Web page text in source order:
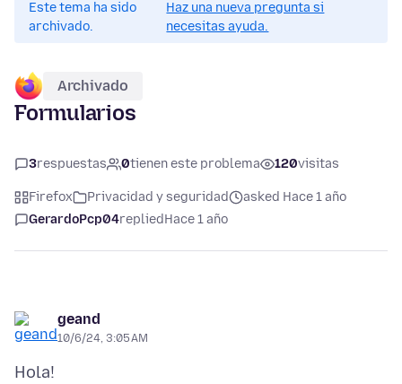
Este tema ha sido
archivado.
Haz una nueva pregunta si
necesitas ayuda.
Archivado
Formularios
3respuestas 0tienen este problema 120visitas
Firefox Privacidad y seguridad
asked Hace 1 año
GerardoPcp04repliedHace 1 año
geand
10/6/24, 3:05 AM
Hola!